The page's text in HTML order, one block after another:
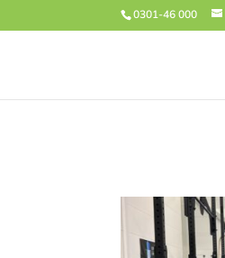
0301-46 000